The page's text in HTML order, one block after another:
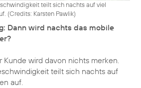
teilt sich nachts auf viel
(Credits: Karsten Pawlik)
Dann wird nachts das mobile
Kunde wird davon nichts merken.
teilt sich nachts auf
auf.